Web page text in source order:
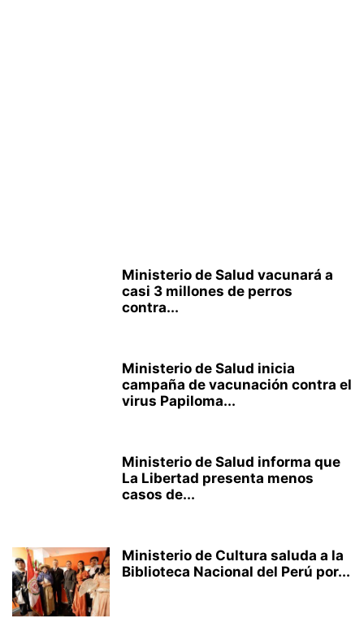
Ministerio de Salud vacunará a
casi 3 millones de perros
contra...
Ministerio de Salud inicia
campaña de vacunación contra el
virus Papiloma...
Ministerio de Salud informa que
La Libertad presenta menos
casos de...
Ministerio de Cultura saluda a la
Biblioteca Nacional del Perú por...